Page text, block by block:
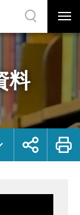
選
單
關
網
站
尋
料
展
鈕
列